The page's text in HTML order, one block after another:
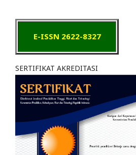
E-ISSN 2622-8327
SERTIFIKAT AKREDITASI